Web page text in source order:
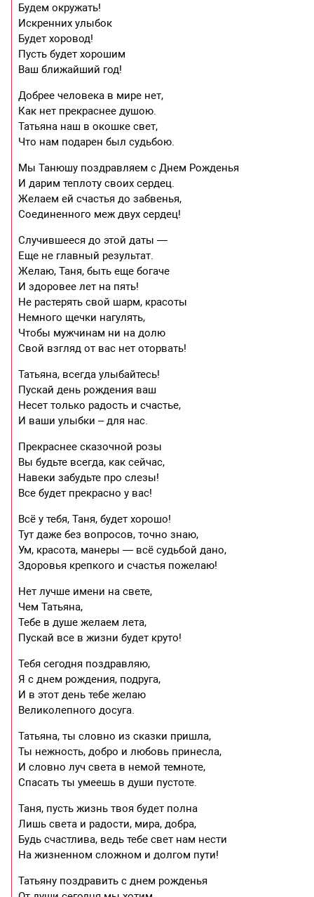
Будем окружать!
Искренних улыбок
Будет хоровод!
Пусть будет хорошим
Ваш ближайший год!
Добрее человека в мире нет,
Как нет прекраснее душою.
Татьяна наш в окошке свет,
Что нам подарен был судьбою.
Мы Танюшу поздравляем с Днем Рожденья
И дарим теплоту своих сердец.
Желаем ей счастья до забвенья,
Соединенного меж двух сердец!
Случившееся до этой даты —
Еще не главный результат.
Желаю, Таня, быть еще богаче
И здоровее лет на пять!
Не растерять свой шарм, красоты
Немного щечки нагулять,
Чтобы мужчинам ни на долю
Свой взгляд от вас нет оторвать!
Татьяна, всегда улыбайтесь!
Пускай день рождения ваш
Несет только радость и счастье,
И ваши улыбки – для нас.
Прекраснее сказочной розы
Вы будьте всегда, как сейчас,
Навеки забудьте про слезы!
Все будет прекрасно у вас!
Всё у тебя, Таня, будет хорошо!
Тут даже без вопросов, точно знаю,
Ум, красота, манеры — всё судьбой дано,
Здоровья крепкого и счастья пожелаю!
Нет лучше имени на свете,
Чем Татьяна,
Тебе в душе желаем лета,
Пускай все в жизни будет круто!
Тебя сегодня поздравляю,
Я с днем рождения, подруга,
И в этот день тебе желаю
Великолепного досуга.
Татьяна, ты словно из сказки пришла,
Ты нежность, добро и любовь принесла,
И словно луч света в немой темноте,
Спасать ты умеешь в души пустоте.
Таня, пусть жизнь твоя будет полна
Лишь света и радости, мира, добра,
Будь счастлива, ведь тебе свет нам нести
На жизненном сложном и долгом пути!
Татьяну поздравить с днем рожденья